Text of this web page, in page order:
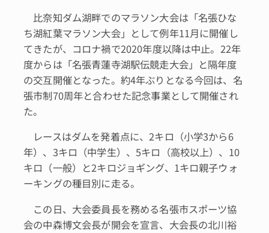
比奈知ダム湖畔でのマラソン大会は「名張ひな
ち湖紅葉マラソン大会」として例年11月に開催し
てきたが、コロナ禍で2020年度以降は中止。22年
度からは「名張青蓮寺湖駅伝競走大会」と隔年度
の交互開催となった。約4年ぶりとなる今回は、名
張市制70周年と合わせた記念事業として開催され
た。
レースはダムを発着点に、2キロ（小学3から6
年）、3キロ（中学生）、5キロ（高校以上）、10
キロ（一般）と2キロジョギング、1キロ親子ウォ
ーキングの種目別に走る。
この日、大会委員長を務める名張市スポーツ協
会の中森博文会長が開会を宣言、大会長の北川裕